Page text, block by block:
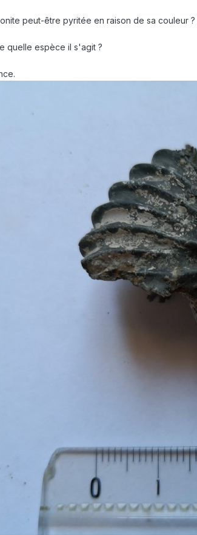
peut-être pyritée en raison de sa couleur
quelle espèce il s'agit ?